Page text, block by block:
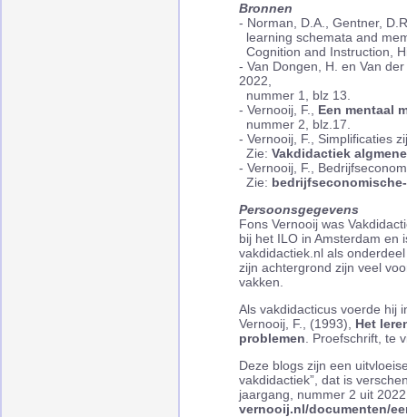
Bronnen
- Norman, D.A., Gentner,
learning schemata and
Cognition and Instruction,
- Van Dongen, H. en Van
2022,
nummer 1, blz 13.
- Vernooij, F., Een mentaal
nummer 2, blz.17.
- Vernooij, F., Simplificaties
Zie: Vakdidactiek
- Vernooij, F.,
Zie:
Persoonsgegevens
Fons Vernooij was
bij het ILO in Amsterdam en
vakdidactiek.nl als
zijn achtergrond zijn veel
vakken.
Als vakdidacticus voerde hij
Vernooij, F., (1993), Het
problemen . Proefschrift, te
Deze blogs zijn een
vakdidactiek”, dat is
jaargang, nummer 2 uit
vernooij.nl/documenten/